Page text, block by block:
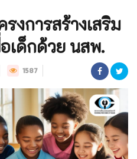
งการสร้างเสริม
เด็กด้วย นสพ.
1587